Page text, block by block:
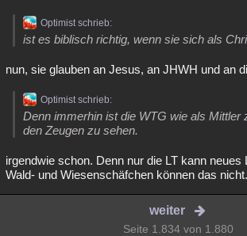
Optimist schrieb:
ist es biblisch richtig, wenn sie sich als
nun, sie glauben an Jesus, an JHWH und an
Optimist schrieb:
Denn immerhin ist die WTG wie als Mittler
den Zeugen zu sehen.
irgendwie schon. Denn nur die LT kann neues
Wald- und Wiesenschäfchen können das nicht.
weiter
Seite 1.834 von 1.880